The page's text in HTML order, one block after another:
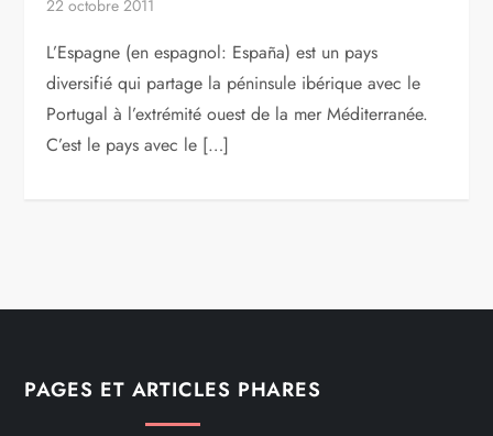
22 octobre 2011
L’Espagne (en espagnol: España) est un pays
diversifié qui partage la péninsule ibérique avec le
Portugal à l’extrémité ouest de la mer Méditerranée.
C’est le pays avec le […]
PAGES ET ARTICLES PHARES